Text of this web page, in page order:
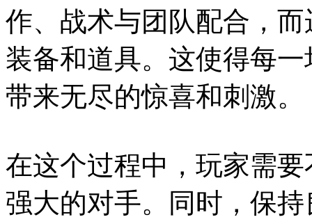
作、战术与团队配合，
装备和道具。这使得每
带来无尽的惊喜和刺激。
在这个过程中，玩家需
强大的对手。同时，保